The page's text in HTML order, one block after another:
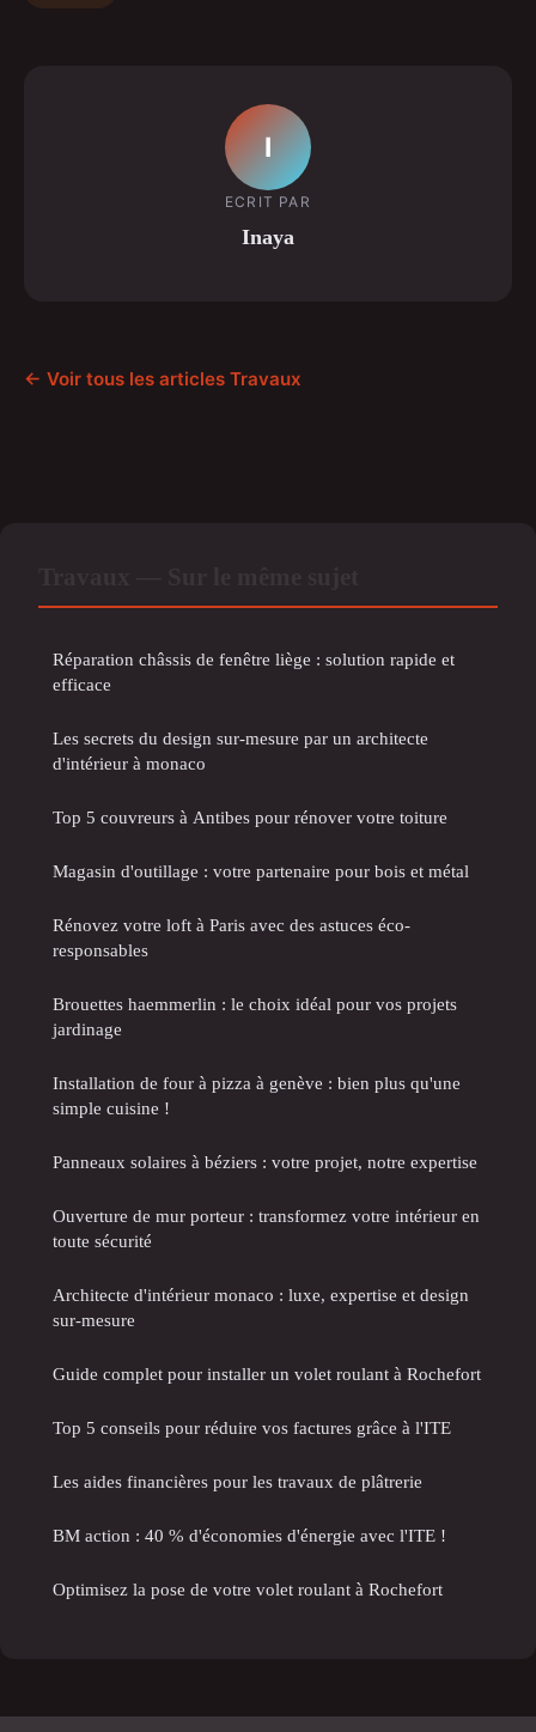
I
ECRIT PAR
Inaya
← Voir tous les articles Travaux
Réparation châssis de fenêtre liège : solution rapide et
efficace
Les secrets du design sur-mesure par un architecte
d'intérieur à monaco
Top 5 couvreurs à Antibes pour rénover votre toiture
Magasin d'outillage : votre partenaire pour bois et métal
Rénovez votre loft à Paris avec des astuces éco-
responsables
Brouettes haemmerlin : le choix idéal pour vos projets
jardinage
Installation de four à pizza à genève : bien plus qu'une
simple cuisine !
Panneaux solaires à béziers : votre projet, notre expertise
Ouverture de mur porteur : transformez votre intérieur en
toute sécurité
Architecte d'intérieur monaco : luxe, expertise et design
sur-mesure
Guide complet pour installer un volet roulant à Rochefort
Top 5 conseils pour réduire vos factures grâce à l'ITE
Les aides financières pour les travaux de plâtrerie
BM action : 40 % d'économies d'énergie avec l'ITE !
Optimisez la pose de votre volet roulant à Rochefort